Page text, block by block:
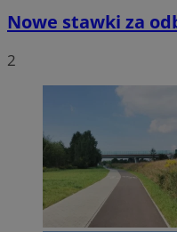
Nowe stawki za
2